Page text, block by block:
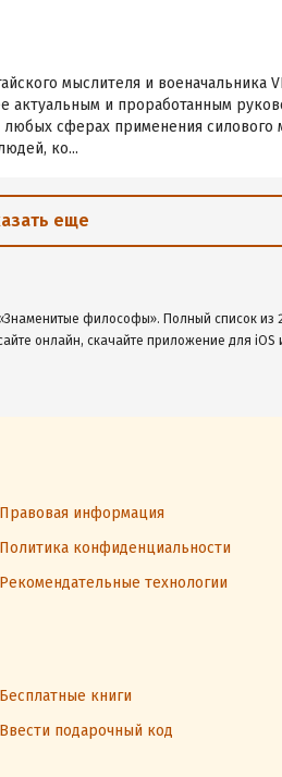
мыслителя и военачальника
актуальным и проработанным
любых сферах применения
ко...
еще
философы». Полный список из
онлайн, скачайте приложение для iOS
Правовая информация
Политика конфиденциальности
Рекомендательные технологии
Бесплатные книги
Ввести подарочный код